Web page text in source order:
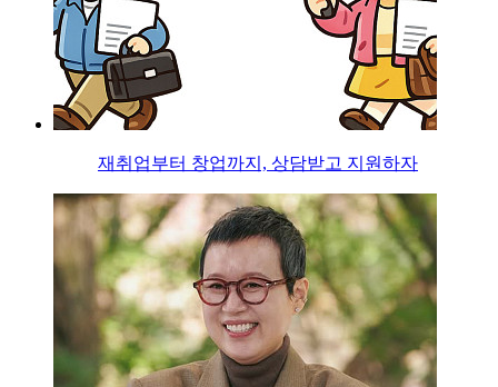
재취업부터 창업까지, 상담받고 지원하자